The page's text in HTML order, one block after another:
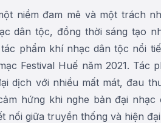
niềm đam mê và một trách
dân tộc, đồng thời sáng tạo
phẩm khí nhạc dân tộc nổi
Festival Huế năm 2021. Tác
dịch với nhiều mất mát, đau
hứng khi nghe bản đại nhạc
nối giữa truyền thống và hiện